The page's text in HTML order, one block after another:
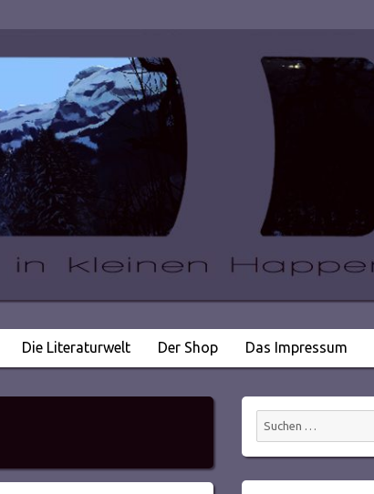
Die Literaturwelt Der Shop Das Impressum
Suchen